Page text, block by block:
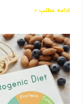
ادامه مطلب »